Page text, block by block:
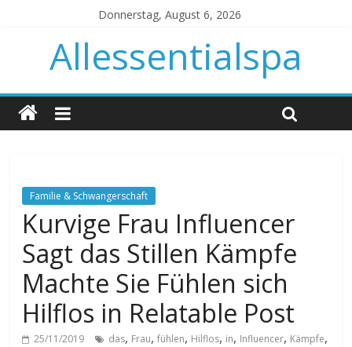
Donnerstag, August 6, 2026
Allessentialspa
Familie & Schwangerschaft
Kurvige Frau Influencer
Sagt das Stillen Kämpfe
Machte Sie Fühlen sich
Hilflos in Relatable Post
25/11/2019 das, Frau,fühlen, Hilflos, in, Influencer, Kämpfe,